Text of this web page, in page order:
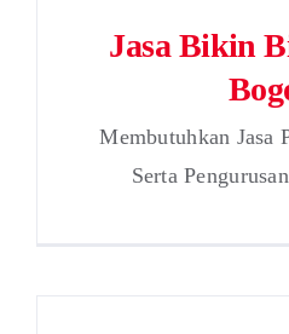
Jasa Bikin
Membutuhkan Jasa
Serta